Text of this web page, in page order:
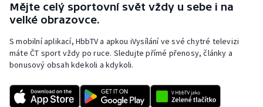
Mějte celý sportovní svět vždy u sebe i na
velké obrazovce.
S mobilní aplikací, HbbTV a apkou iVysílání ve své chytré televizi
máte ČT sport vždy po ruce. Sledujte přímé přenosy, články a
bonusový obsah kdekoli a kdykoli.